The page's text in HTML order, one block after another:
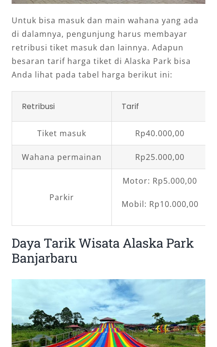
Untuk bisa masuk dan main wahana yang ada
di dalamnya, pengunjung harus membayar
retribusi tiket masuk dan lainnya. Adapun
besaran tarif harga tiket di Alaska Park bisa
Anda lihat pada tabel harga berikut ini:
Retribusi Tarif
Tiket masuk Rp40.000,00
Wahana permainan Rp25.000,00
Parkir
Motor: Rp5.000,00
Mobil: Rp10.000,00
Daya Tarik Wisata Alaska Park
Banjarbaru